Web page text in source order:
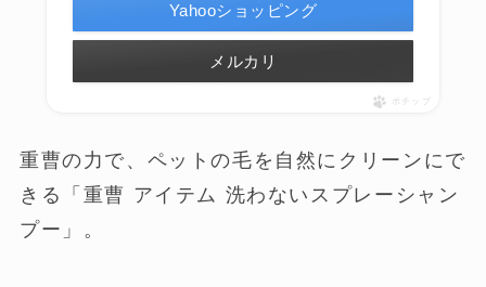
Yahooショッピング
メルカリ
ポチップ
重曹の力で、ペットの毛を自然にクリーンにで
きる「重曹 アイテム 洗わないスプレーシャン
プー」。